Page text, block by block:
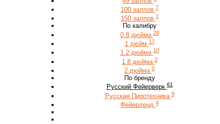
100 залпов 7
150 залпов 1
По калибру
0.8 дюйма 28
1 дюйм 17
1.2 дюйма 10
1.8 дюйма 2
2 дюйма 0
По бренду
Русский Фейерверк 61
Русская Пиротехника 9
Фейерленд 4